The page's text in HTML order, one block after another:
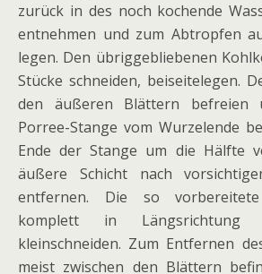
zurück in des noch kochende
entnehmen und zum Abtropfen
legen. Den übriggebliebenen
Stücke schneiden, beiseitelegen.
den äußeren Blättern befreien
Porree-Stange vom Wurzelende
Ende der Stange um die Hälfte
äußere Schicht nach
entfernen. Die so
komplett in Längsrichtung
kleinschneiden. Zum Entfernen
meist zwischen den Blättern